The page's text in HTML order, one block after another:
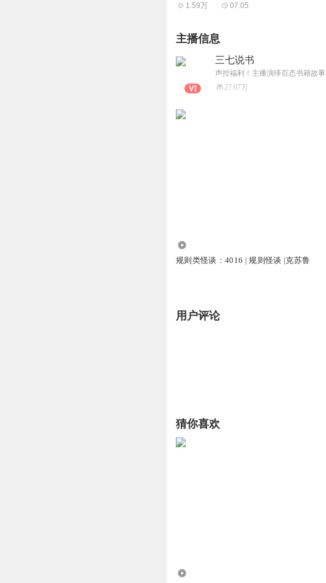
1.59万 07:05
主播信息
三七说书
声控福利！主播演绎百态书籍故事
27.07万
规则类怪谈：4016 | 规则怪谈 |克苏鲁
用户评论
猜你喜欢